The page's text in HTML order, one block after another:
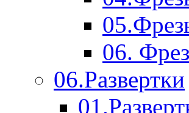
06.
06.Развертки